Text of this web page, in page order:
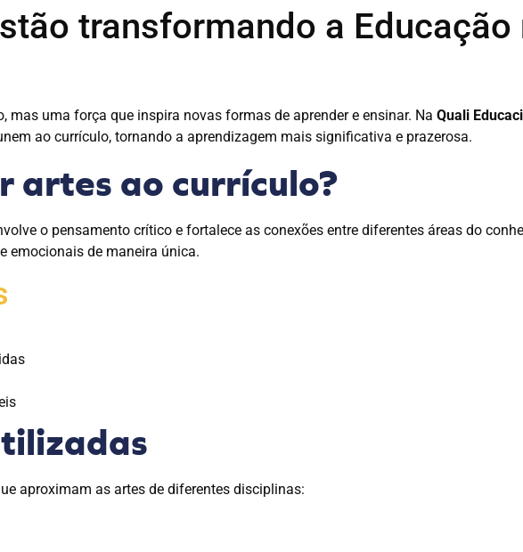
transformando a Educação
mas uma força que inspira novas formas de aprender e ensinar. Na Quali
ao currículo, tornando a aprendizagem mais significativa e prazerosa.
artes ao currículo?
o pensamento crítico e fortalece as conexões entre diferentes áreas do
emocionais de maneira única.
aproximam as artes de diferentes disciplinas: